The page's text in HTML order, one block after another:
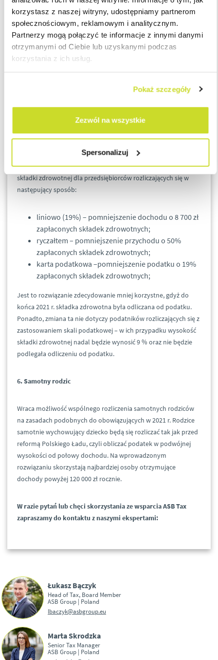
korzystasz z naszej witryny, udostępniamy partnerom
społecznościowym, reklamowym i analitycznym.
Partnerzy mogą połączyć te informacje z innymi danymi
otrzymanymi od Ciebie lub uzyskanymi podczas
korzystania z ich usług.
Pokaż szczegóły
Zezwól na wszystkie
Spersonalizuj
podatek liniowy i ryczałt: po zakończeniu roku
podatkowego, poprzez odpowiedni wybór w
zeznaniu rocznym, że podatnik wybiera
opodatkowanie na zasadach ogólnych dla całego
2022 r.,
ryczałt: do 22 sierpnia podatnik może złożyć
oświadczenie o rezygnacji z ryczałtu – wówczas od
1 lipca 2022 r. podatnik będzie opodatkowany wg
hybrydowe).
5. Możliwość częściowego odliczenia składki zdrowotnej dla
przedsiębiorców
Polski Ład 2.0 przywrócił możliwość częściowego odliczenia
składki zdrowotnej dla przedsiębiorców rozliczających się w
następujący sposób:
liniowo (19%) – pomniejszenie dochodu o 8 700 zł
zapłaconych składek zdrowotnych;
ryczałtem – pomniejszenie przychodu o 50%
zapłaconych składek zdrowotnych;
karta podatkowa –pomniejszenie podatku o 19%
zapłaconych składek zdrowotnych;
Jest to rozwiązanie zdecydowanie mniej korzystne, gdyż do
końca 2021 r. składka zdrowotna była odliczana od podatku.
Ponadto, zmiana ta nie dotyczy podatników rozliczających się z
zastosowaniem skali podatkowej – w ich przypadku wysokość
składki zdrowotnej nadal będzie wynosić 9 % oraz nie będzie
podlegała odliczeniu od podatku.
6. Samotny rodzic
Wraca możliwość wspólnego rozliczenia samotnych rodziców
na zasadach podobnych do obowiązujących w 2021 r. Rodzice
samotnie wychowujący dziecko będą się rozliczać tak jak przed
reformą Polskiego Ładu, czyli obliczać podatek w podwójnej
wysokości od połowy dochodu. Na wprowadzonym
rozwiązaniu skorzystają najbardziej osoby otrzymujące
dochody powyżej 120 000 zł rocznie.
W razie pytań lub chęci skorzystania ze wsparcia ASB Tax
zapraszamy do kontaktu z naszymi ekspertami:
Łukasz Bączyk
Head of Tax, Board Member
ASB Group | Poland
lbaczyk@asbgroup.eu
Marta Skrodzka
Senior Tax Manager
ASB Group | Poland